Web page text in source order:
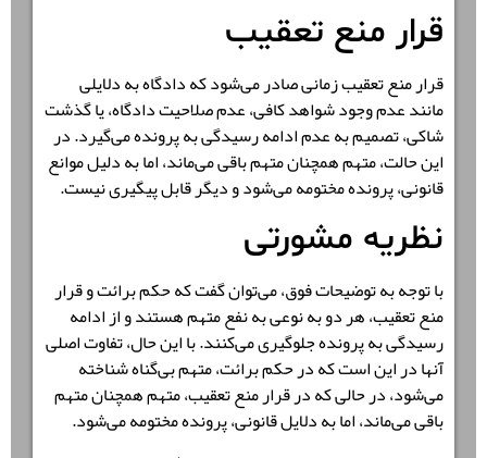
قرار منع تعقیب
قرار منع تعقیب زمانی صادر می‌شود که دادگاه به دلایلی
مانند عدم وجود شواهد کافی، عدم صلاحیت دادگاه، یا گذشت
شاکی، تصمیم به عدم ادامه رسیدگی به پرونده می‌گیرد. در
این حالت، متهم همچنان متهم باقی می‌ماند، اما به دلیل موانع
قانونی، پرونده مختومه می‌شود و دیگر قابل پیگیری نیست.
نظریه مشورتی
با توجه به توضیحات فوق، می‌توان گفت که حکم برائت و قرار
منع تعقیب، هر دو به نوعی به نفع متهم هستند و از ادامه
رسیدگی به پرونده جلوگیری می‌کنند. با این حال، تفاوت اصلی
آنها در این است که در حکم برائت، متهم بی‌گناه شناخته
می‌شود، در حالی که در قرار منع تعقیب، متهم همچنان متهم
باقی می‌ماند، اما به دلایل قانونی، پرونده مختومه می‌شود.